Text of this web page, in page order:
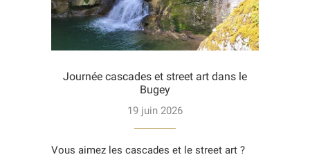
Journée cascades et street art dans le
Bugey
19 juin 2026
Vous aimez les cascades et le street art ?